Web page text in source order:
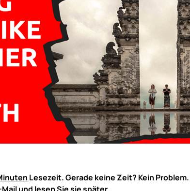
Lesezeit. Gerade keine Zeit? Kein